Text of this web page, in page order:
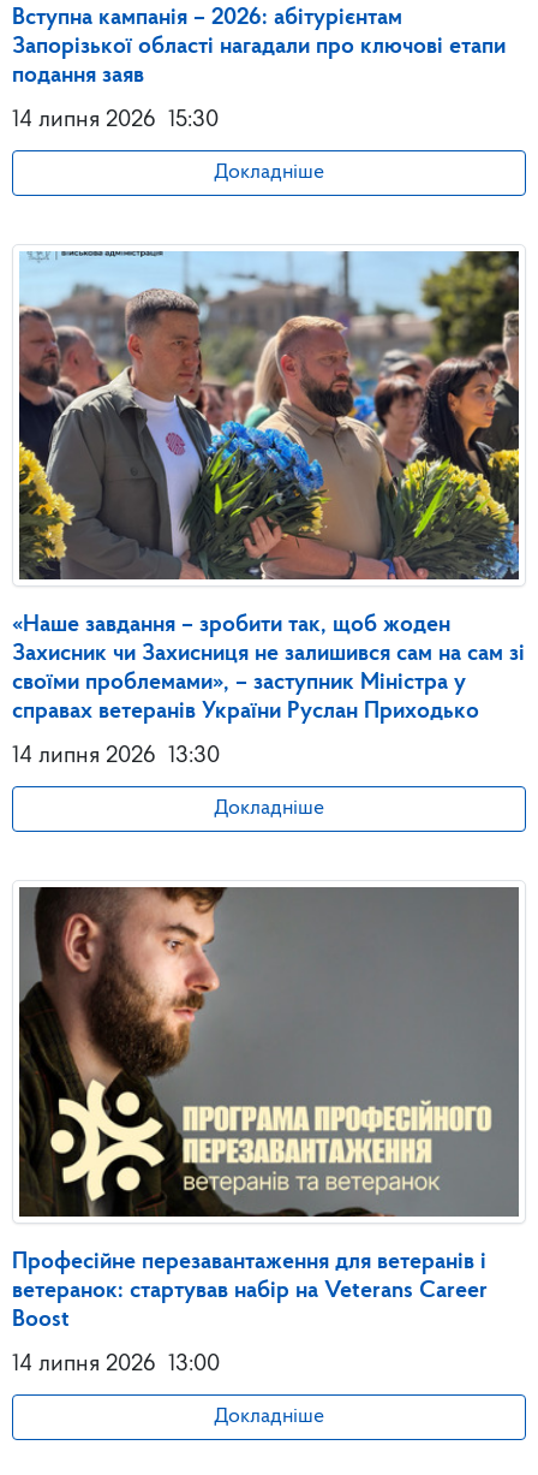
Вступна кампанія – 2026: абітурієнтам
Запорізької області нагадали про ключові етапи
подання заяв
14 липня 2026
15:30
Докладніше
«Наше завдання – зробити так, щоб жоден
Захисник чи Захисниця не залишився сам на сам зі
своїми проблемами», – заступник Міністра у
справах ветеранів України Руслан Приходько
14 липня 2026
13:30
Докладніше
Професійне перезавантаження для ветеранів і
ветеранок: стартував набір на Veterans Career
Boost
14 липня 2026 13:00
Докладніше